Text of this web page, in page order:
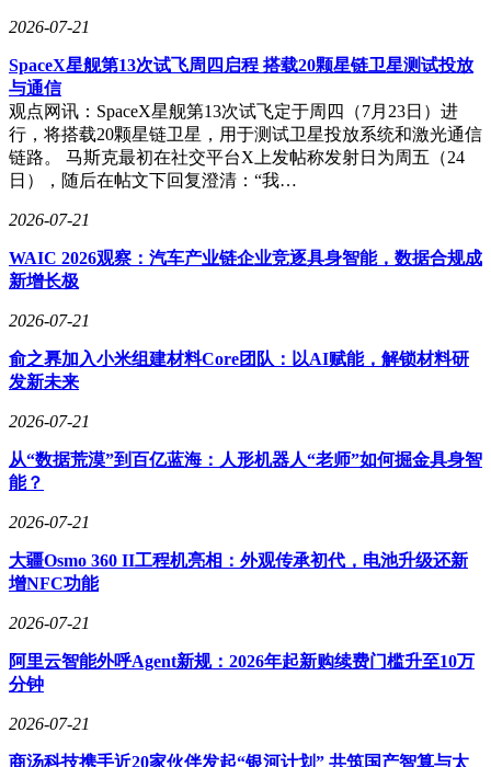
握核心部件制造能力的企业。
2026-07-21
SpaceX星舰第13次试飞周四启程 搭载20颗星链卫星测试投放
与通信
观点网讯：SpaceX星舰第13次试飞定于周四（7月23日）进
行，将搭载20颗星链卫星，用于测试卫星投放系统和激光通信
链路。 马斯克最初在社交平台X上发帖称发射日为周五（24
日），随后在帖文下回复澄清：“我…
2026-07-21
WAIC 2026观察：汽车产业链企业竞逐具身智能，数据合规成
新增长极
2026-07-21
俞之奡加入小米组建材料Core团队：以AI赋能，解锁材料研
发新未来
2026-07-21
从“数据荒漠”到百亿蓝海：人形机器人“老师”如何掘金具身智
能？
2026-07-21
大疆Osmo 360 II工程机亮相：外观传承初代，电池升级还新
增NFC功能
2026-07-21
阿里云智能外呼Agent新规：2026年起新购续费门槛升至10万
分钟
2026-07-21
商汤科技携手近20家伙伴发起“银河计划” 共筑国产智算与太